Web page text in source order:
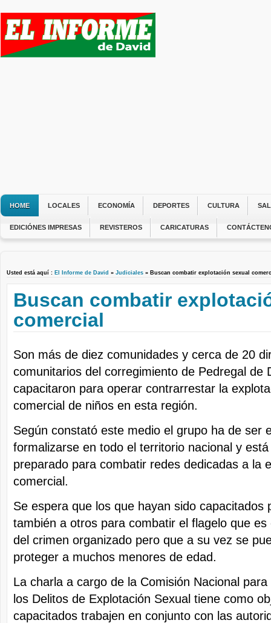
HOME LOCALES ECONOMÍA DEPORTES CULTURA
EDICIÓNES IMPRESAS REVISTEROS CARICATURAS
Usted está aquí : El Informe de David » Judiciales » Buscan combatir explotación sexual
Buscan combatir
comercial
Son más de diez comunidades y cerca de 20
comunitarios del corregimiento de Pedregal de
capacitaron para operar contrarrestar la
comercial de niños en esta región.
Según constató este medio el grupo ha de ser
formalizarse en todo el territorio nacional y
preparado para combatir redes dedicadas a la
comercial.
Se espera que los que hayan sido capacitados
también a otros para combatir el flagelo que
del crimen organizado pero que a su vez se
proteger a muchos menores de edad.
La charla a cargo de la Comisión Nacional
los Delitos de Explotación Sexual tiene como
capacitados trabajen en conjunto con las